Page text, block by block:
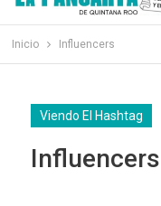
Inicio Influencers
Viendo El Hashtag
Influencers